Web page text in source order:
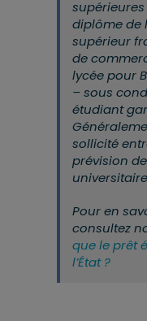
diplôme de
supérieur
de
lycée pour
– sous
étudiant
sollicité
prévision
Pour en
consultez
que le prêt
l’État ?